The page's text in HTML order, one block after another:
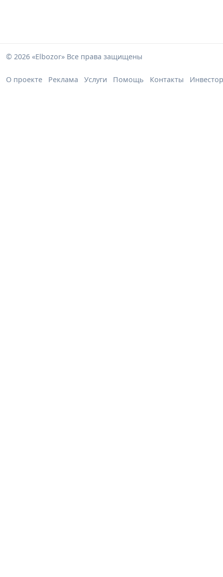
© 2026 «Elbozor» Все права защищены
О проекте Реклама Услуги Помощь Контакты